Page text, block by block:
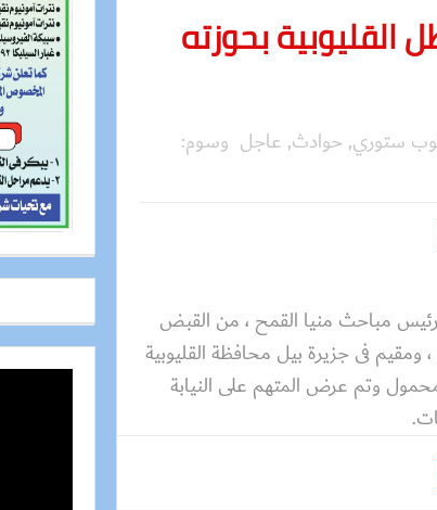
بحوزته
ستوري, حوادث, عاجل وسوم:
رئيس مباحث منيا القمح ، من القبض
الشافعى ، 35 سنة عاطل ، ومقيم فى جزيرة بيل محافظة القليوبية
حشيش و 55 ألف جنيه و2 هاتف محمول وتم عرض المتهم على النيابة